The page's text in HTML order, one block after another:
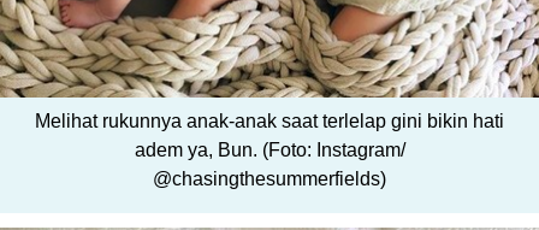
Melihat rukunnya anak-anak saat terlelap gini bikin hati
adem ya, Bun. (Foto: Instagram/
@chasingthesummerfields)